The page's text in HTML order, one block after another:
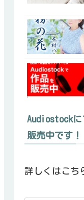
Audiostock
販売中です！
詳しくはこち